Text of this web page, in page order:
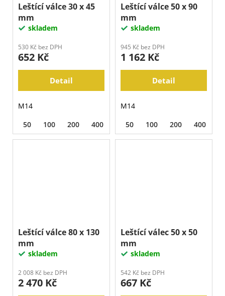
Leštící válce 30 x 45
mm
skladem
530 Kč bez DPH
652 Kč
Detail
M14
50
100 200 400 800 1500 3000
Leštící válce 50 x 90
mm
skladem
945 Kč bez DPH
1 162 Kč
Detail
M14
50
100 200 400
Leštící válce 80 x 130
mm
skladem
2 008 Kč bez DPH
2 470 Kč
Leštící válec 50 x 50
mm
skladem
542 Kč bez DPH
667 Kč